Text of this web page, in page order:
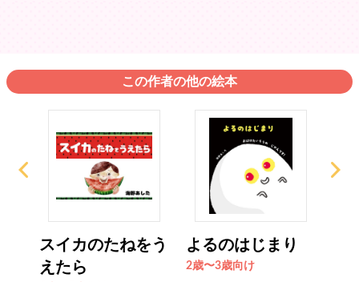
この作者の他の絵本
スイカのたねをう
えたら
よるのはじまり
2歳〜3歳向け